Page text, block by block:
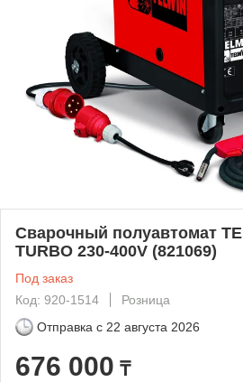
Сварочный полуавтомат
TURBO 230-400V (821069)
Под заказ
Код: 920-1514
Розница
Отправка с 22 августа 2026
676 000 ₸